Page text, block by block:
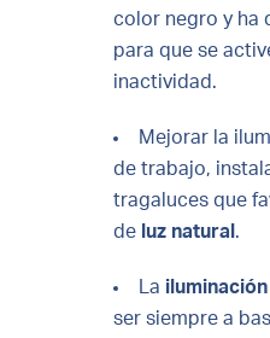
color negro y ha
para que se
inactividad.
Mejorar la
de trabajo,
tragaluces que
de luz natural .
La
ser siempre a